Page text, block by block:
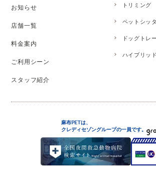
お知らせ
店舗一覧
料金案内
ご利用シーン
スタッフ紹介
トリミング
ペットシッ
ドッグトレ
ハイブリッ
麻布PETは、
クレディセゾングループの一員です。